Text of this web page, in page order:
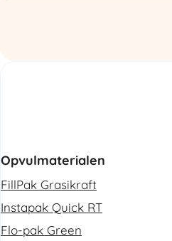
Opvulmaterialen
FillPak Grasikraft
Instapak Quick RT
Flo-pak Green